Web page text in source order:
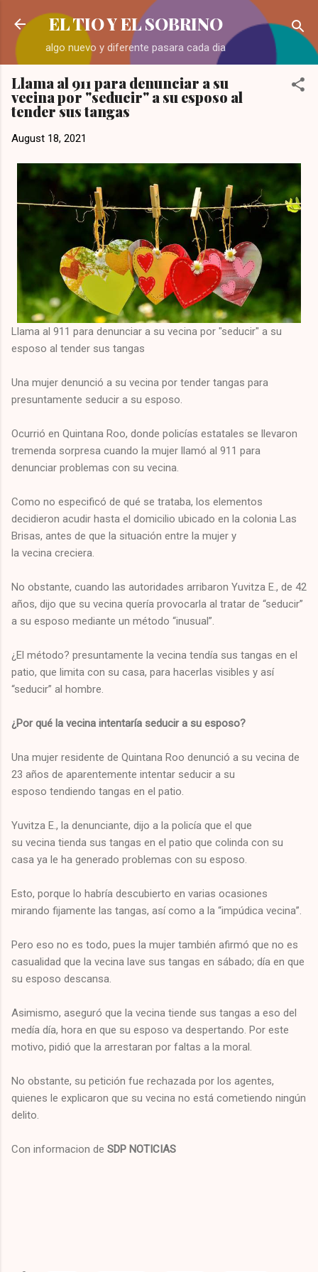
Skip to main content
EL TIO Y EL SOBRINO
algo nuevo y diferente pasara cada dia
Llama al 911 para denunciar a su
vecina por "seducir" a su esposo al
tender sus tangas
August 18, 2021
Llama al 911 para denunciar a su vecina por "seducir" a su
esposo al tender sus tangas
Una mujer denunció a su vecina por tender tangas para
presuntamente seducir a su esposo.
Ocurrió en Quintana Roo, donde policías estatales se llevaron
tremenda sorpresa cuando la mujer llamó al 911 para
denunciar problemas con su vecina.
Como no especificó de qué se trataba, los elementos
decidieron acudir hasta el domicilio ubicado en la colonia Las
Brisas, antes de que la situación entre la mujer y
la vecina creciera.
No obstante, cuando las autoridades arribaron Yuvitza E., de 42
años, dijo que su vecina quería provocarla al tratar de “seducir”
a su esposo mediante un método “inusual”.
¿El método? presuntamente la vecina tendía sus tangas en el
patio, que limita con su casa, para hacerlas visibles y así
“seducir” al hombre.
¿Por qué la vecina intentaría seducir a su esposo?
Una mujer residente de Quintana Roo denunció a su vecina de
23 años de aparentemente intentar seducir a su
esposo tendiendo tangas en el patio.
Yuvitza E., la denunciante, dijo a la policía que el que
su vecina tienda sus tangas en el patio que colinda con su
casa ya le ha generado problemas con su esposo.
Esto, porque lo habría descubierto en varias ocasiones
mirando fijamente las tangas, así como a la “impúdica vecina”.
Pero eso no es todo, pues la mujer también afirmó que no es
casualidad que la vecina lave sus tangas en sábado; día en que
su esposo descansa.
Asimismo, aseguró que la vecina tiende sus tangas a eso del
medía día, hora en que su esposo va despertando. Por este
motivo, pidió que la arrestaran por faltas a la moral.
No obstante, su petición fue rechazada por los agentes,
quienes le explicaron que su vecina no está cometiendo ningún
delito.
Con informacion de SDP NOTICIAS